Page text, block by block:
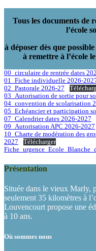
Tous les documents de
l’école
à déposer dès que
à remettre à l’école
00_circulaire de rentrée dates
01_Fiche individuelle 2026-
02_Pastorale 2026-27
03_Autorisation de sortie pour
04_convention de scolarisation
05_Echéancier et participation
07_Calendrier dates 2026-2027
09_Autorisation APC 2026-2027
10_Charte de modération des
2027
Télécharger
Présentation
Située dans le vieux Marly,
seulement 35 kilomètres à
Louvencourt propose une
à 10 ans.
Où sommes nous